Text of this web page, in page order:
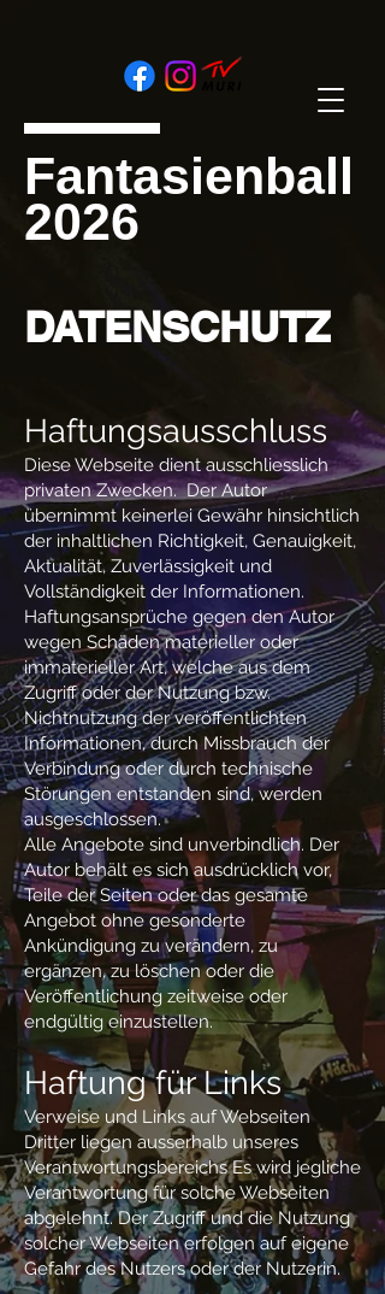
Fantasienball
2026
DATENSCHUTZ
Haftungsausschluss
Diese Webseite dient ausschliesslich
privaten Zwecken. Der Autor
übernimmt keinerlei Gewähr hinsichtlich
der inhaltlichen Richtigkeit, Genauigkeit,
Aktualität, Zuverlässigkeit und
Vollständigkeit der Informationen.
Haftungsansprüche gegen den Autor
wegen Schäden materieller oder
immaterieller Art, welche aus dem
Zugriff oder der Nutzung bzw.
Nichtnutzung der veröffentlichten
Informationen, durch Missbrauch der
Verbindung oder durch technische
Störungen entstanden sind, werden
ausgeschlossen.
Alle Angebote sind unverbindlich. Der
Autor behält es sich ausdrücklich vor,
Teile der Seiten oder das gesamte
Angebot ohne gesonderte
Ankündigung zu verändern, zu
ergänzen, zu löschen oder die
Veröffentlichung zeitweise oder
endgültig einzustellen.
Haftung für Links
Verweise und Links auf Webseiten
Dritter liegen ausserhalb unseres
Verantwortungsbereichs Es wird jegliche
Verantwortung für solche Webseiten
abgelehnt. Der Zugriff und die Nutzung
solcher Webseiten erfolgen auf eigene
Gefahr des Nutzers oder der Nutzerin.